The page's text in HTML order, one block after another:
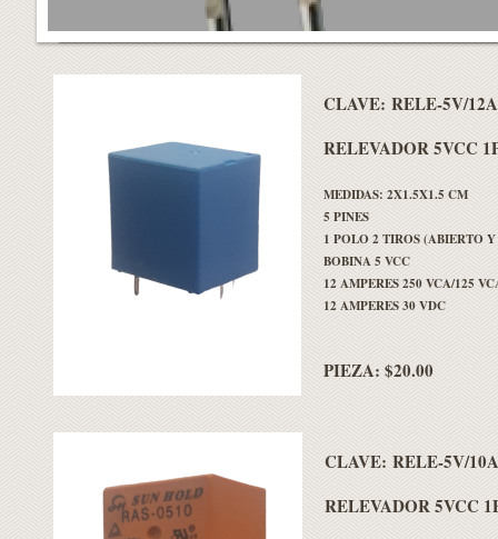
CLAVE: RELE-5V/12A
RELEVADOR 5VCC
MEDIDAS: 2X1.5X1.5 CM
5 PINES
1 POLO 2 TIROS (ABIERTO
BOBINA 5 VCC
12 AMPERES 250 VCA/125
12 AMPERES 30 VDC
PIEZA: $20.00
CLAVE: RELE-5V/10A
RELEVADOR 5VCC